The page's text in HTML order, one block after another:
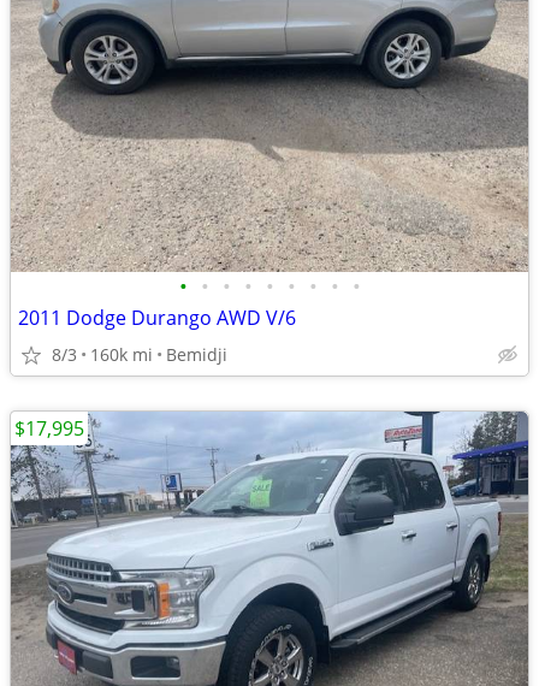
• • • • • • • • •
2011 Dodge Durango AWD V/6
8/3 160k mi Bemidji
$17,995